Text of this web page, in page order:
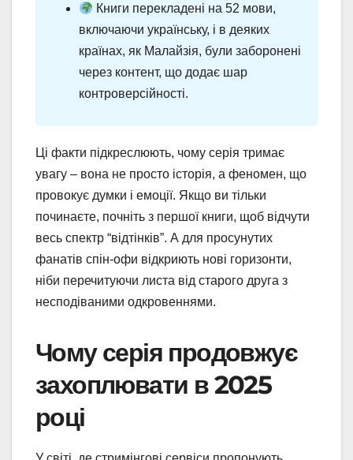
Книги перекладені на 52 мови,
включаючи українську, і в деяких
країнах, як Малайзія, були заборонені
через контент, що додає шар
контроверсійності.
Ці факти підкреслюють, чому серія тримає
увагу – вона не просто історія, а феномен, що
провокує думки і емоції. Якщо ви тільки
починаєте, почніть з першої книги, щоб відчути
весь спектр “відтінків”. А для просунутих
фанатів спін-офи відкриють нові горизонти,
ніби перечитуючи листа від старого друга з
несподіваними одкровеннями.
Чому серія продовжує
захоплювати в 2025
році